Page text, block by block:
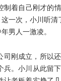
制着自己刚才
一次，小川听清
男人一激凌。
刚成立，所以
。小川从此留